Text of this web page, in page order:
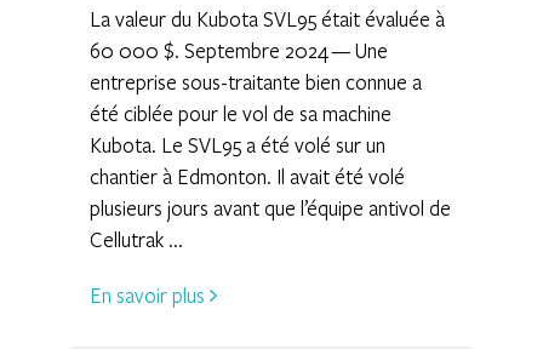
La valeur du Kubota SVL95 était évaluée à
60 000 $. Septembre 2024 — Une
entreprise sous-traitante bien connue a
été ciblée pour le vol de sa machine
Kubota. Le SVL95 a été volé sur un
chantier à Edmonton. Il avait été volé
plusieurs jours avant que l’équipe antivol de
Cellutrak ...
En savoir plus